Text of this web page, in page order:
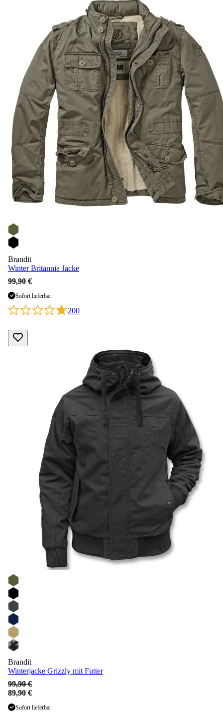
Brandit
Winter Britannia Jacke
99,90 €
Sofort lieferbar
200
Brandit
Winterjacke Grizzly mit Futter
99,90 €
89,90 €
Sofort lieferbar